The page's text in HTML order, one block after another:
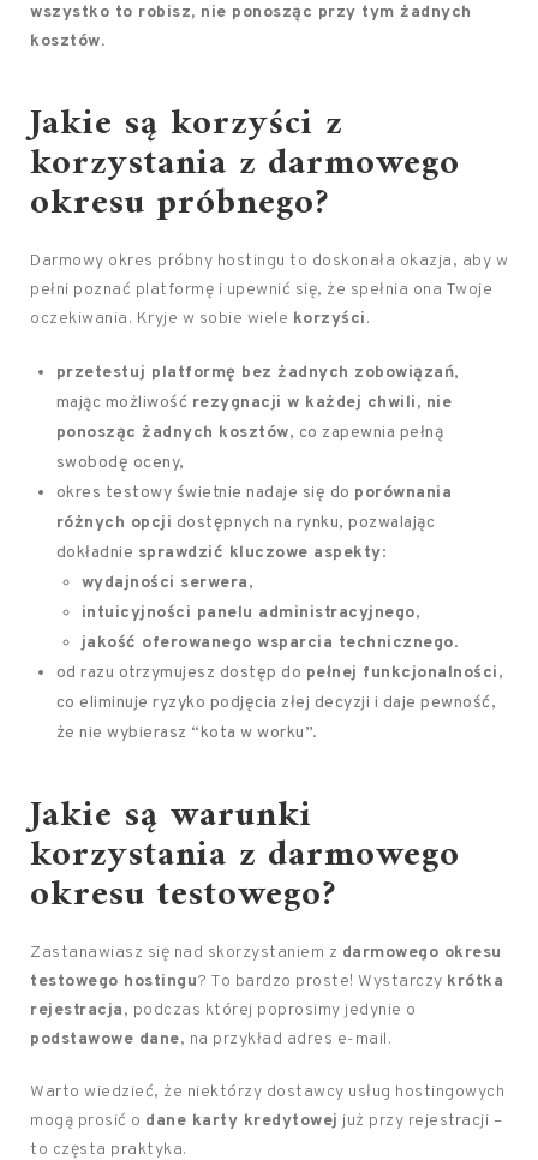
wszystko to robisz, nie ponosząc przy tym żadnych
kosztów.
Jakie są korzyści z
korzystania z darmowego
okresu próbnego?
Darmowy okres próbny hostingu to doskonała okazja, aby w
pełni poznać platformę i upewnić się, że spełnia ona Twoje
oczekiwania. Kryje w sobie wiele korzyści.
przetestuj platformę bez żadnych zobowiązań,
mając możliwość rezygnacji w każdej chwili, nie
ponosząc żadnych kosztów, co zapewnia pełną
swobodę oceny,
okres testowy świetnie nadaje się do porównania
różnych opcji dostępnych na rynku, pozwalając
dokładnie sprawdzić kluczowe aspekty:
wydajności serwera,
intuicyjności panelu administracyjnego,
jakość oferowanego wsparcia technicznego.
od razu otrzymujesz dostęp do pełnej funkcjonalności,
co eliminuje ryzyko podjęcia złej decyzji i daje pewność,
że nie wybierasz “kota w worku”.
Jakie są warunki
korzystania z darmowego
okresu testowego?
Zastanawiasz się nad skorzystaniem z darmowego okresu
testowego hostingu? To bardzo proste! Wystarczy krótka
rejestracja, podczas której poprosimy jedynie o
podstawowe dane, na przykład adres e-mail.
Warto wiedzieć, że niektórzy dostawcy usług hostingowych
mogą prosić o dane karty kredytowej już przy rejestracji –
to częsta praktyka.